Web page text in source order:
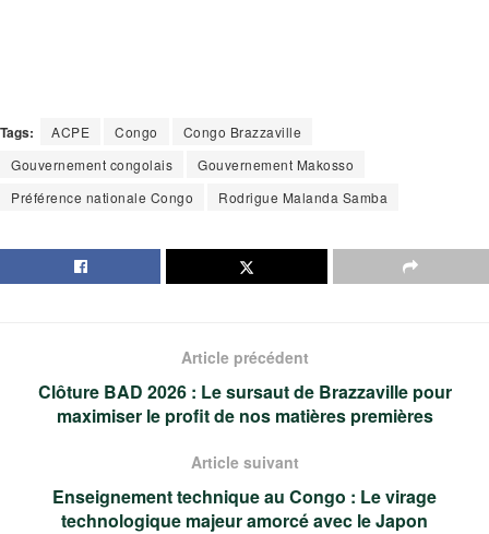
Tags: ACPE Congo
Congo Brazzaville
Gouvernement congolais
Gouvernement Makosso
Préférence nationale Congo
Rodrigue Malanda Samba
Article précédent
Clôture BAD 2026 : Le sursaut de Brazzaville pour
maximiser le profit de nos matières premières
Article suivant
Enseignement technique au Congo : Le virage
technologique majeur amorcé avec le Japon